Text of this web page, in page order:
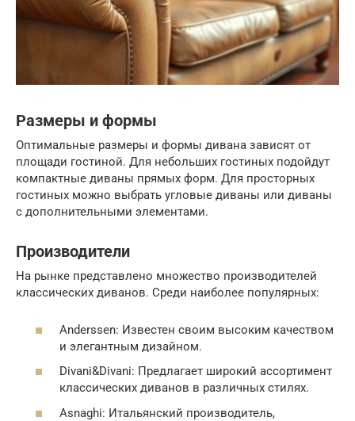
Размеры и формы
Оптимальные размеры и формы дивана зависят от
площади гостиной. Для небольших гостиных подойдут
компактные диваны прямых форм. Для просторных
гостиных можно выбрать угловые диваны или диваны
с дополнительными элементами.
Производители
На рынке представлено множество производителей
классических диванов. Среди наиболее популярных:
Anderssen: Известен своим высоким качеством
и элегантным дизайном.
Divani&Divani: Предлагает широкий ассортимент
классических диванов в различных стилях.
Asnaghi: Итальянский производитель,